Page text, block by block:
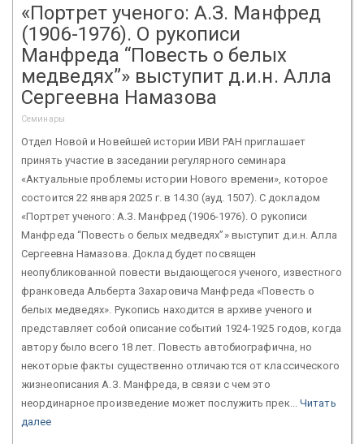
«Портрет ученого: А.З. Манфред
(1906-1976). О рукописи
Манфреда “Повесть о белых
медведях”» выступит д.и.н. Алла
Сергеевна Намазова
Семинары
Отдел Новой и Новейшей истории ИВИ РАН приглашает
принять участие в заседании регулярного семинара
«Актуальные проблемы истории Нового времени», которое
состоится 22 января 2025 г. в 14.30 (ауд. 1507). С докладом
«Портрет ученого: А.З. Манфред (1906-1976). О рукописи
Манфреда “Повесть о белых медведях”» выступит д.и.н. Алла
Сергеевна Намазова. Доклад будет посвящен
неопубликованной повести выдающегося ученого, известного
франковеда Альберта Захаровича Манфреда «Повесть о
белых медведях». Рукопись находится в архиве ученого и
представляет собой описание событий 1924-1925 годов, когда
автору было всего 18 лет. Повесть автобиографична, но
некоторые факты существенно отличаются от классического
жизнеописания А.З. Манфреда, в связи с чем это
неординарное произведение может послужить прек... Читать
далее